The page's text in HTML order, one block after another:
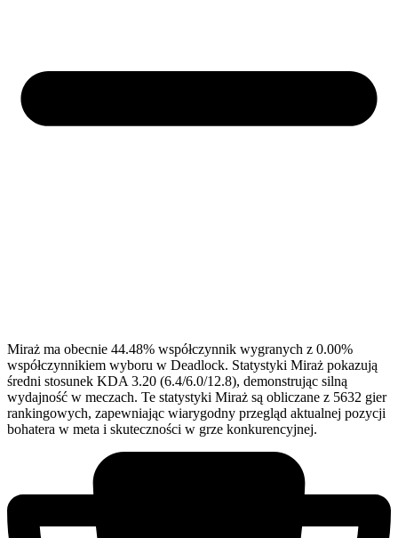
Miraż ma obecnie 44.48% współczynnik wygranych z 0.00%
współczynnikiem wyboru w Deadlock. Statystyki Miraż pokazują
średni stosunek KDA 3.20 (6.4/6.0/12.8), demonstrując silną
wydajność w meczach. Te statystyki Miraż są obliczane z 5632 gier
rankingowych, zapewniając wiarygodny przegląd aktualnej pozycji
bohatera w meta i skuteczności w grze konkurencyjnej.